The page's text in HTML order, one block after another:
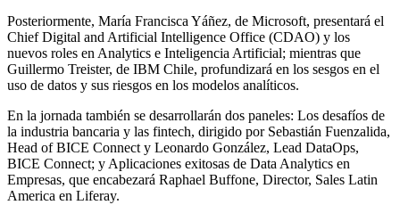
Posteriormente, María Francisca Yáñez, de Microsoft, presentará el
Chief Digital and Artificial Intelligence Office (CDAO) y los
nuevos roles en Analytics e Inteligencia Artificial; mientras que
Guillermo Treister, de IBM Chile, profundizará en los sesgos en el
uso de datos y sus riesgos en los modelos analíticos.
En la jornada también se desarrollarán dos paneles: Los desafíos de
la industria bancaria y las fintech, dirigido por Sebastián Fuenzalida,
Head of BICE Connect y Leonardo González, Lead DataOps,
BICE Connect; y Aplicaciones exitosas de Data Analytics en
Empresas, que encabezará Raphael Buffone, Director, Sales Latin
America en Liferay.